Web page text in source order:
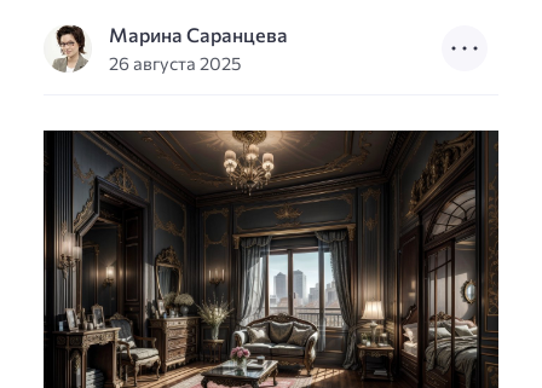
Марина Саранцева
26 августа 2025